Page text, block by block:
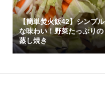
【簡単焚火飯42】シンプル
な味わい！野菜たっぷりの
蒸し焼き